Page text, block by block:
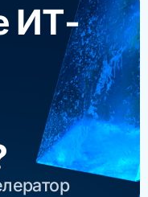
ИТ-